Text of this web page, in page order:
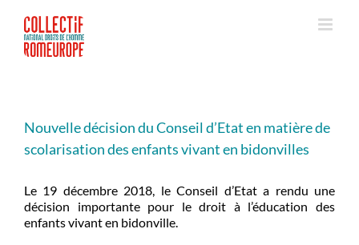
contenu
Nouvelle décision du Conseil d’Etat en matière de
scolarisation des enfants vivant en bidonvilles
Le 19 décembre 2018, le Conseil d’Etat a rendu une
décision importante pour le droit à l’éducation des
enfants vivant en bidonville.